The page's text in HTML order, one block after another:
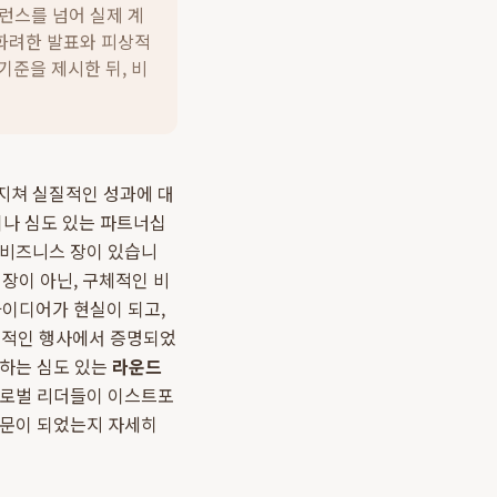
스를 넘어 실제 계
한 발표와 피상적
준을 제시한 뒤, 비
쳐 실질적인 성과에 대
심도 있는 파트너십
즈니스 장이 있습니
이 아닌, 구체적인 비
디어가 현실이 되고,
인 행사에서 증명되었
는 심도 있는 라운드
벌 리더들이 이스트포
이 되었는지 자세히